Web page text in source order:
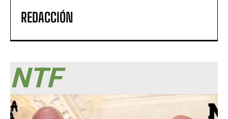
REDACCIÓN
NTF